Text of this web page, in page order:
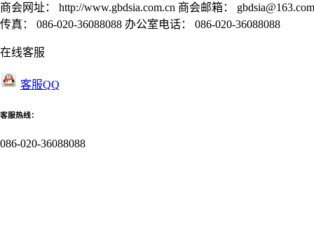
商会网址： http://www.gbdsia.com.cn 商会邮箱： gbdsia@163.com
传真： 086-020-36088088 办公室电话： 086-020-36088088
在线客服
客服QQ
客服热线：
086-020-36088088